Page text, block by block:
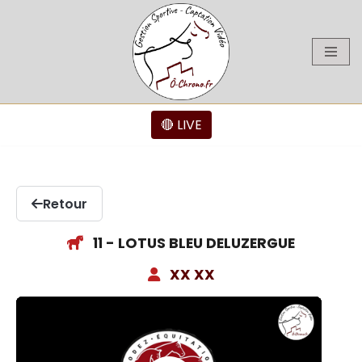
🔴 LIVE
Retour
11 - LOTUS BLEU DELUZERGUE
XX XX